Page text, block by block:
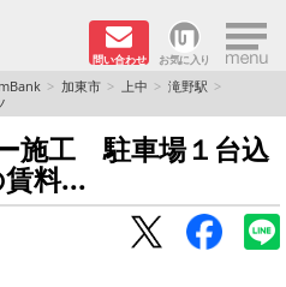
問い合わせ お気に入り ×
加東市 上中
滝野駅
施工 駐車場１台込
料...